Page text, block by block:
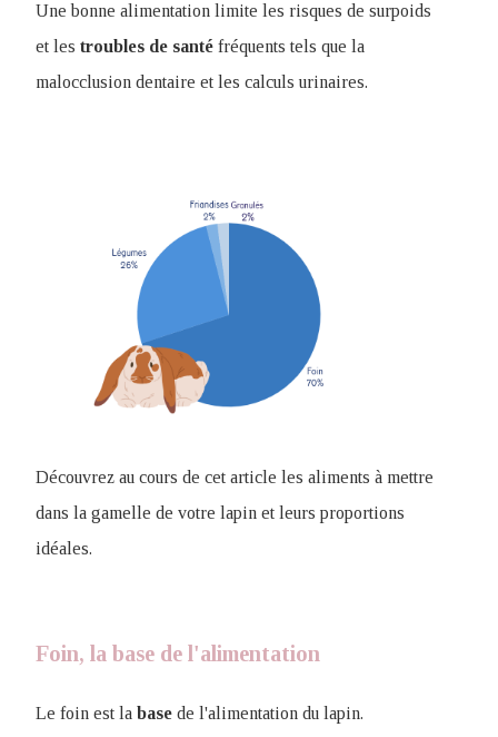
Une bonne alimentation limite les risques de surpoids
et les troubles de santé fréquents tels que la
malocclusion dentaire et les calculs urinaires.
Découvrez au cours de cet article les aliments à mettre
dans la gamelle de votre lapin et leurs proportions
idéales.
Foin, la base de l'alimentation
Le foin est la base de l'alimentation du lapin.